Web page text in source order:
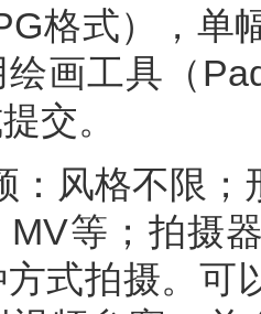
格式），单
画工具（
交。
：风格不限
MV等；拍摄
式拍摄。可